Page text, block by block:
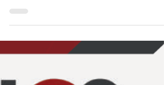
PMI
Il Ministero dello Sviluppo Economico ha
modalità di presentazione delle domande di...